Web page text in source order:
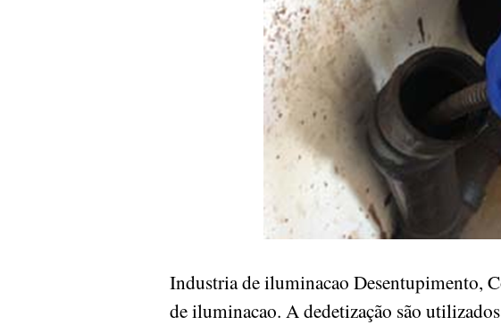
Industria de iluminacao Desentupimento,
de iluminacao. A dedetização são